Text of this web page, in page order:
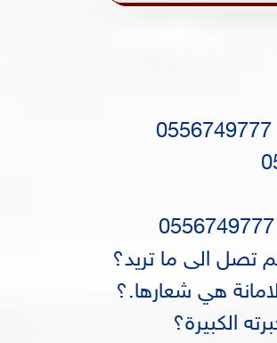
الى ما تريد؟
هي شعارها.؟
الكبيرة؟